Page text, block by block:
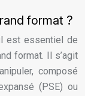
format ?
est essentiel de
format. Il s’agit
composé
(PSE) ou